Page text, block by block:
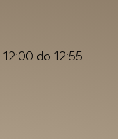
do 12:55